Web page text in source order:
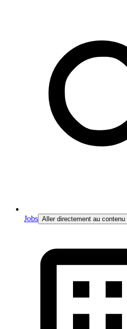
Jobs Aller directement au contenu